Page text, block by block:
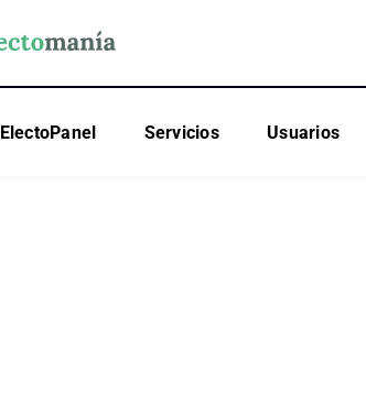
ElectoPanel Servicios Usuarios